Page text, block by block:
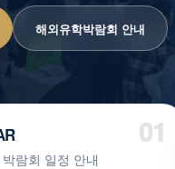
해외유학박람회 안내
람회 일정 안내